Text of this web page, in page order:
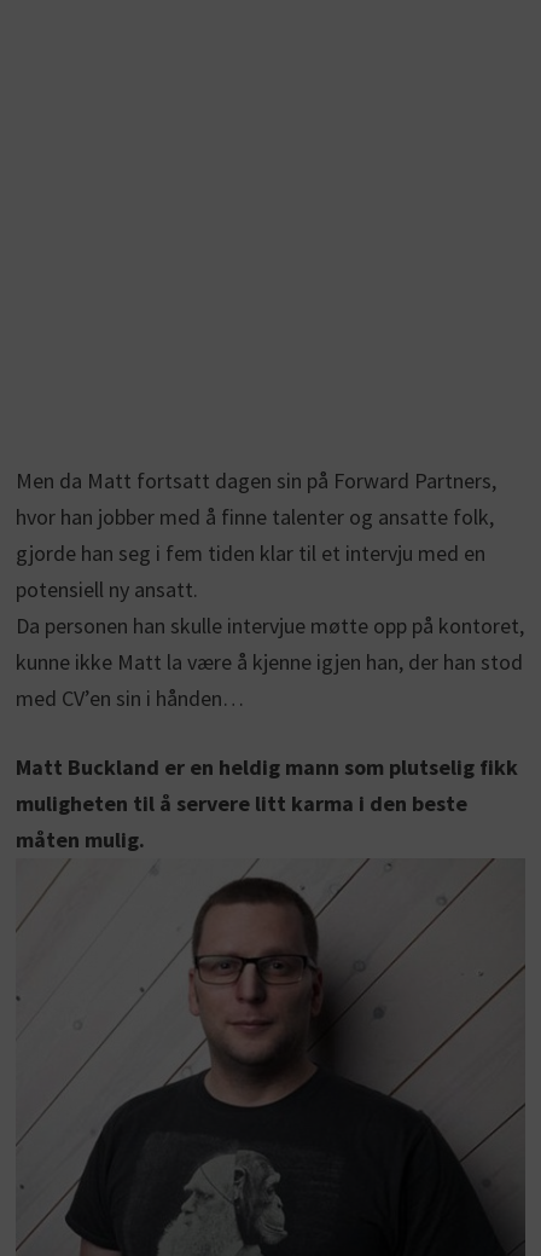
Men da Matt fortsatt dagen sin på Forward Partners,
hvor han jobber med å finne talenter og ansatte folk,
gjorde han seg i fem tiden klar til et intervju med en
potensiell ny ansatt.
Da personen han skulle intervjue møtte opp på kontoret,
kunne ikke Matt la være å kjenne igjen han, der han stod
med CV’en sin i hånden…
Matt Buckland er en heldig mann som plutselig fikk
muligheten til å servere litt karma i den beste
måten mulig.